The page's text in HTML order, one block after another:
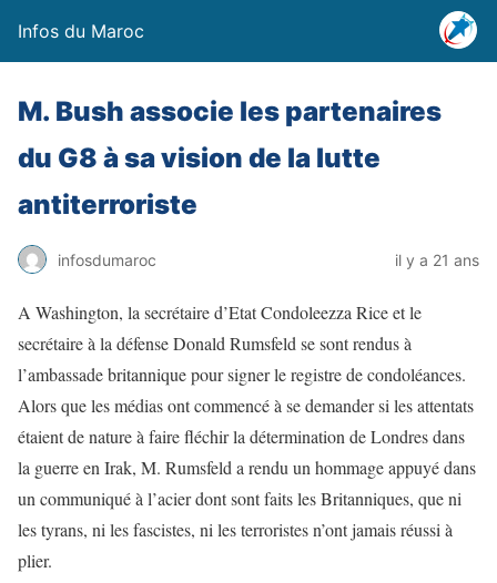
Infos du Maroc
M. Bush associe les partenaires
du G8 à sa vision de la lutte
antiterroriste
infosdumaroc il y a 21 ans
A Washington, la secrétaire d’Etat Condoleezza Rice et le
secrétaire à la défense Donald Rumsfeld se sont rendus à
l’ambassade britannique pour signer le registre de condoléances.
Alors que les médias ont commencé à se demander si les attentats
étaient de nature à faire fléchir la détermination de Londres dans
la guerre en Irak, M. Rumsfeld a rendu un hommage appuyé dans
un communiqué à l’acier dont sont faits les Britanniques, que ni
les tyrans, ni les fascistes, ni les terroristes n’ont jamais réussi à
plier.